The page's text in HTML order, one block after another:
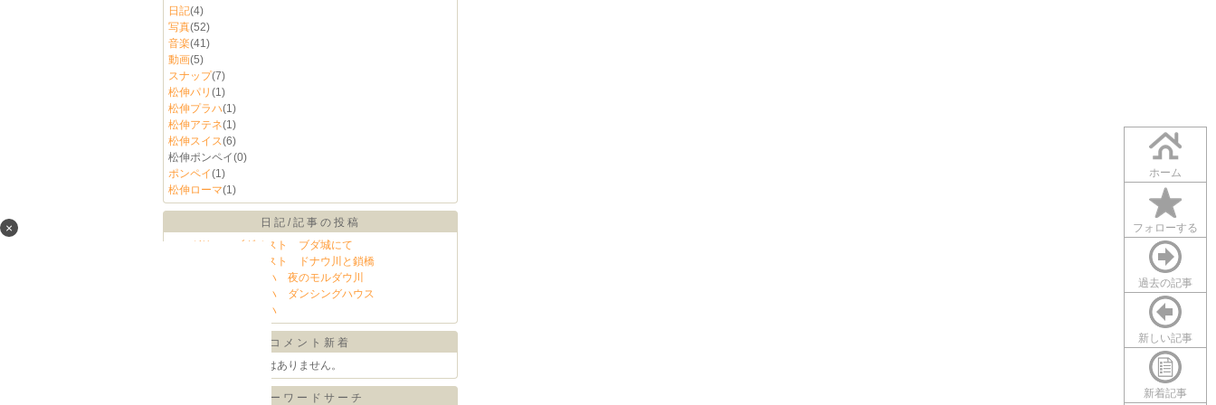
ホーム
フォローする
過去の記事
新しい記事
新着記事
×
日記(4)
写真(52)
音楽(41)
動画(5)
スナップ(7)
松伸パリ (1)
松伸プラハ(1)
松伸アテネ(1)
松伸スイス(6)
松伸ポンペイ(0)
ポンペイ(1)
松伸ローマ(1)
日記/記事の投稿
ハンガリー ブダペスト ブダ城にて
ハンガリー ブダペスト ドナウ川と鎖橋
チェコ共和国 プラハ 夜のモルダウ川
チェコ共和国 プラハ ダンシングハウス
チェコ共和国 プラハ
コメント新着
コメントに書き込みはありません。
キーワードサーチ